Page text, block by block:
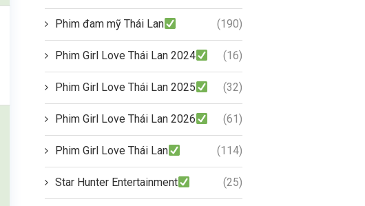
Phim đam mỹ Thái Lan (190)
Phim Girl Love Thái Lan 2024 (16)
Phim Girl Love Thái Lan 2025 (32)
Phim Girl Love Thái Lan 2026 (61)
Phim Girl Love Thái Lan (114)
Star Hunter Entertainment (25)